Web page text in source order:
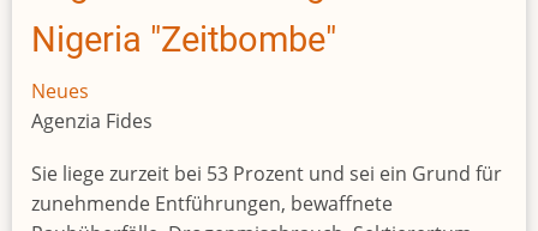
Nigeria "Zeitbombe"
Neues
Agenzia Fides
Sie liege zurzeit bei 53 Prozent und sei ein Grund für
zunehmende Entführungen, bewaffnete